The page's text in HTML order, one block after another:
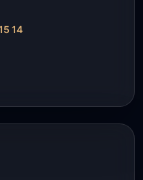
жоспарын әзірлеуді
14